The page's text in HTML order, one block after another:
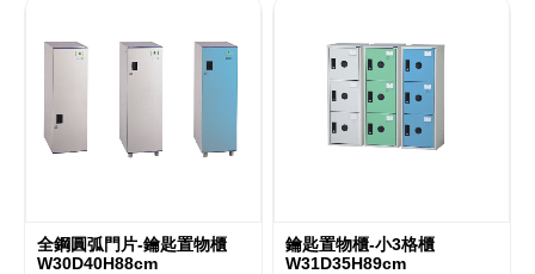
全鋼圓弧門片-鑰匙置物櫃
W30D40H88cm
鑰匙置物櫃-小3格櫃
W31D35H89cm